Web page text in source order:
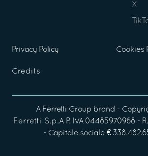
X
Privacy Policy Cookies
Credits
A Ferretti Group brand -
Ferretti S.p.A P. IVA 04485970968 -
- Capitale sociale €